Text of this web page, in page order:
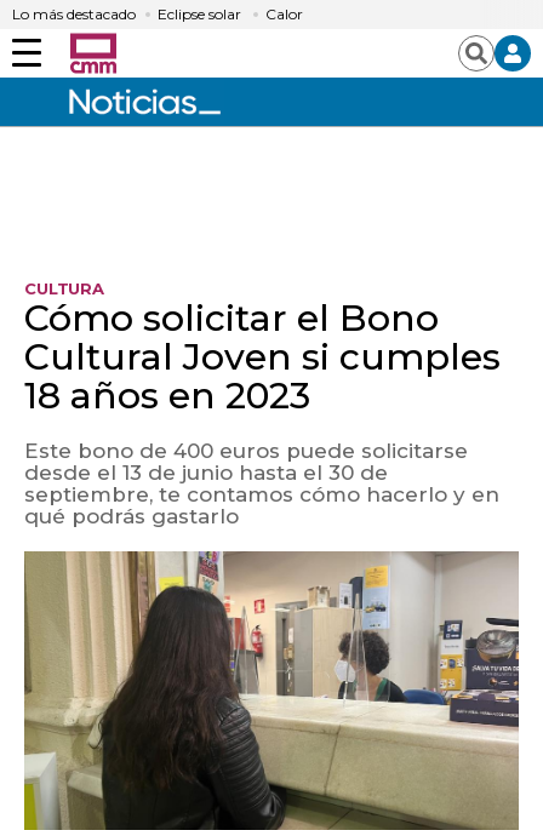
Lo más destacado Eclipse solar Calor
Menú Buscar
CULTURA
Cómo solicitar el Bono
Cultural Joven si cumples
18 años en 2023
Este bono de 400 euros puede solicitarse
desde el 13 de junio hasta el 30 de
septiembre, te contamos cómo hacerlo y en
qué podrás gastarlo